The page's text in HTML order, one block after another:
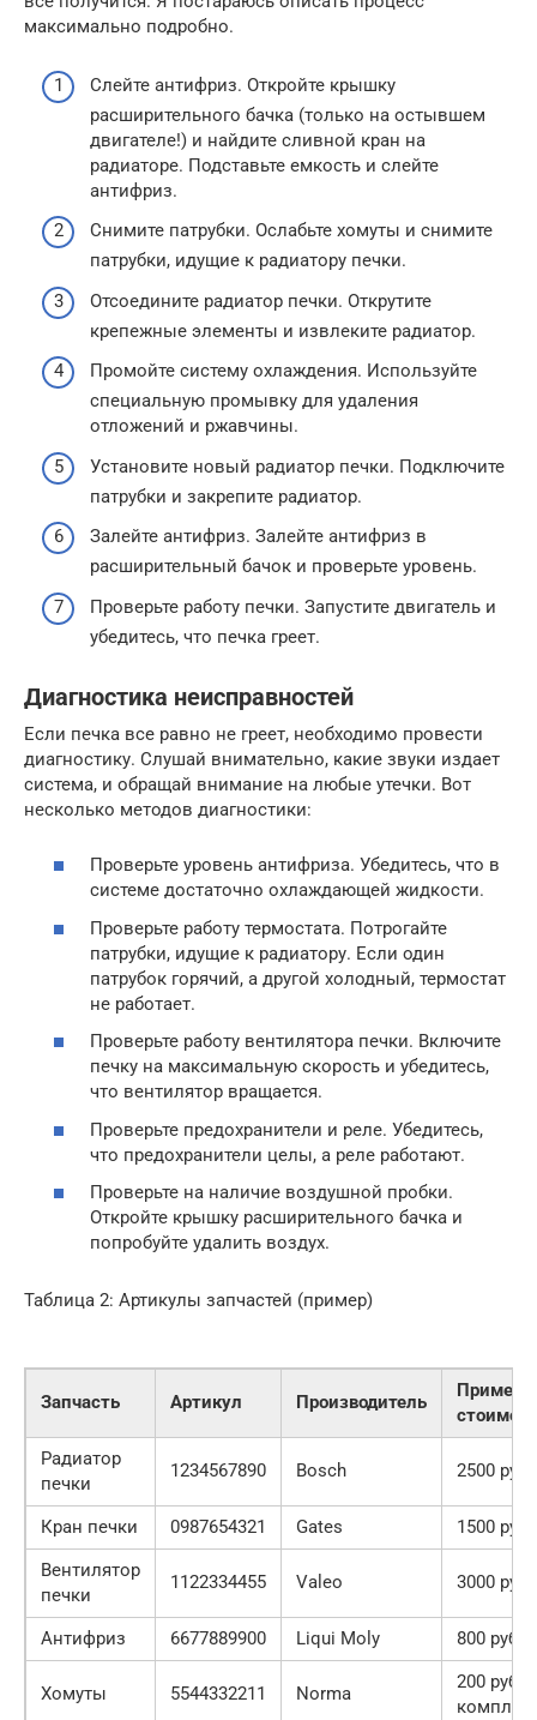
максимально подробно.
Слейте антифриз. Откройте крышку
расширительного бачка (только на остывшем
двигателе!) и найдите сливной кран на
радиаторе. Подставьте емкость и слейте
антифриз.
Снимите патрубки. Ослабьте хомуты и снимите
патрубки, идущие к радиатору печки.
Отсоедините радиатор печки. Открутите
крепежные элементы и извлеките радиатор.
Промойте систему охлаждения. Используйте
специальную промывку для удаления
отложений и ржавчины.
Установите новый радиатор печки. Подключите
патрубки и закрепите радиатор.
Залейте антифриз. Залейте антифриз в
расширительный бачок и проверьте уровень.
Проверьте работу печки. Запустите двигатель и
убедитесь, что печка греет.
Диагностика неисправностей
Если печка все равно не греет, необходимо провести
диагностику. Слушай внимательно, какие звуки издает
система, и обращай внимание на любые утечки. Вот
несколько методов диагностики:
Проверьте уровень антифриза. Убедитесь, что в
системе достаточно охлаждающей жидкости.
Проверьте работу термостата. Потрогайте
патрубки, идущие к радиатору. Если один
патрубок горячий, а другой холодный, термостат
не работает.
Проверьте работу вентилятора печки. Включите
печку на максимальную скорость и убедитесь,
что вентилятор вращается.
Проверьте предохранители и реле. Убедитесь,
что предохранители целы, а реле работают.
Проверьте на наличие воздушной пробки.
Откройте крышку расширительного бачка и
попробуйте удалить воздух.
Таблица 2: Артикулы запчастей (пример)
Запчасть Артикул Производитель
Радиатор
печки
1234567890 Bosch 2500 руб.
Кран печки 0987654321 Gates
1500 руб.
Вентилятор
печки
1122334455 Valeo 3000 руб.
Антифриз 6677889900 Liqui Moly 800 руб./
Хомуты 5544332211 Norma
200 руб./